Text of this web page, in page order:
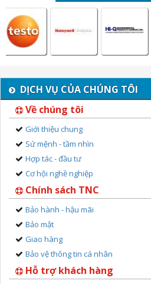
DỊCH VỤ CỦA CHÚNG TÔI
Về chúng tôi
Giới thiệu chung
Sứ mệnh - tầm nhìn
Hợp tác - đầu tư
Cơ hội nghề nghiệp
Chính sách TNC
Bảo hành - hậu mãi
Bảo mật
Giao hàng
Bảo vệ thông tin cá nhân
Hỗ trợ khách hàng